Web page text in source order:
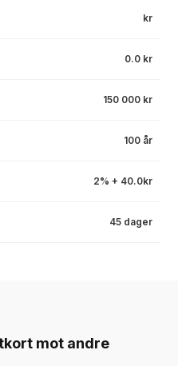
kr
0.0 kr
150 000 kr
100 år
2% + 40.0kr
45 dager
mot andre